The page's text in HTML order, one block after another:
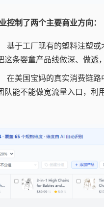
控制了两个主要商业方向：
基于工厂现有的塑料注塑
条婴童产品线做深、做透
在美国宝妈的真实消费链
队能不能做宽流量入口，